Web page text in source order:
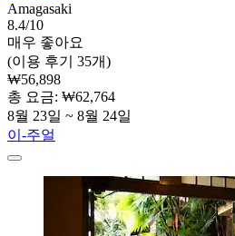
Amagasaki
8.4/10
매우 좋아요
(이용 후기 35개)
₩56,898
총 요금: ₩62,764
8월 23일 ~ 8월 24일
이-주얼